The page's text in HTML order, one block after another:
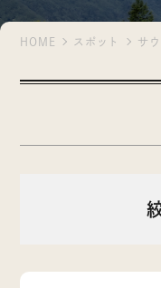
HOME スポット サ